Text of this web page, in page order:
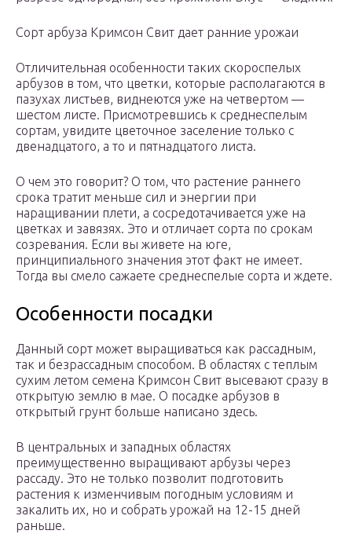
Сорт арбуза Кримсон Свит дает ранние урожаи
Отличительная особенности таких скороспелых
арбузов в том, что цветки, которые располагаются в
пазухах листьев, виднеются уже на четвертом —
шестом листе. Присмотревшись к среднеспелым
сортам, увидите цветочное заселение только с
двенадцатого, а то и пятнадцатого листа.
О чем это говорит? О том, что растение раннего
срока тратит меньше сил и энергии при
наращивании плети, а сосредотачивается уже на
цветках и завязях. Это и отличает сорта по срокам
созревания. Если вы живете на юге,
принципиального значения этот факт не имеет.
Тогда вы смело сажаете среднеспелые сорта и ждете.
Особенности посадки
Данный сорт может выращиваться как рассадным,
так и безрассадным способом. В областях с теплым
сухим летом семена Кримсон Свит высевают сразу в
открытую землю в мае. О посадке арбузов в
открытый грунт больше написано здесь.
В центральных и западных областях
преимущественно выращивают арбузы через
рассаду. Это не только позволит подготовить
растения к изменчивым погодным условиям и
закалить их, но и собрать урожай на 12-15 дней
раньше.